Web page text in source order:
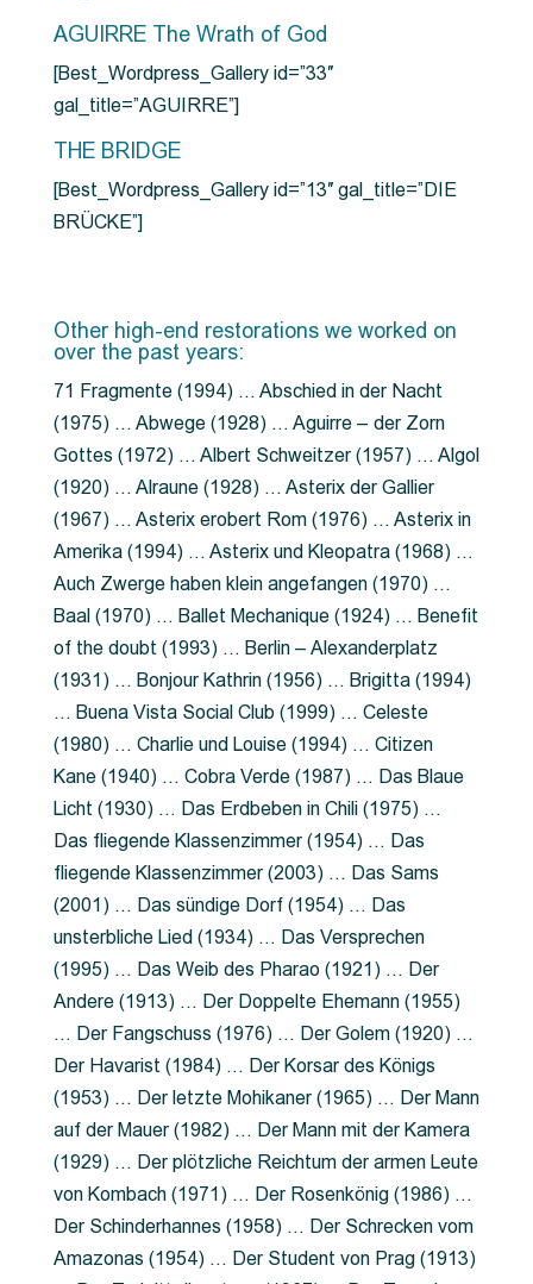
AGUIRRE The Wrath of God
[Best_Wordpress_Gallery id=”33″
gal_title=”AGUIRRE”]
THE BRIDGE
[Best_Wordpress_Gallery id=”13″ gal_title=”DIE
BRÜCKE”]
Other high-end restorations we worked on
over the past years:
71 Fragmente (1994) … Abschied in der Nacht
(1975) … Abwege (1928) … Aguirre – der Zorn
Gottes (1972) … Albert Schweitzer (1957) … Algol
(1920) … Alraune (1928) … Asterix der Gallier
(1967) … Asterix erobert Rom (1976) … Asterix in
Amerika (1994) … Asterix und Kleopatra (1968) …
Auch Zwerge haben klein angefangen (1970) …
Baal (1970) … Ballet Mechanique (1924) … Benefit
of the doubt (1993) … Berlin – Alexanderplatz
(1931) … Bonjour Kathrin (1956) … Brigitta (1994)
… Buena Vista Social Club (1999) … Celeste
(1980) … Charlie und Louise (1994) … Citizen
Kane (1940) … Cobra Verde (1987) … Das Blaue
Licht (1930) … Das Erdbeben in Chili (1975) …
Das fliegende Klassenzimmer (1954) … Das
fliegende Klassenzimmer (2003) … Das Sams
(2001) … Das sündige Dorf (1954) … Das
unsterbliche Lied (1934) … Das Versprechen
(1995) … Das Weib des Pharao (1921) … Der
Andere (1913) … Der Doppelte Ehemann (1955)
… Der Fangschuss (1976) … Der Golem (1920) …
Der Havarist (1984) … Der Korsar des Königs
(1953) … Der letzte Mohikaner (1965) … Der Mann
auf der Mauer (1982) … Der Mann mit der Kamera
(1929) … Der plötzliche Reichtum der armen Leute
von Kombach (1971) … Der Rosenkönig (1986) …
Der Schinderhannes (1958) … Der Schrecken vom
Amazonas (1954) … Der Student von Prag (1913)